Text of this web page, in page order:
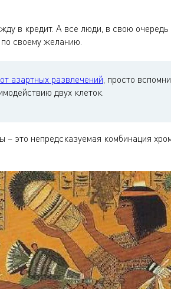
в кредит. А все люди, в свою
своему желанию.
азартных развлечений, просто
двух клеток.
это непредсказуемая комбинация